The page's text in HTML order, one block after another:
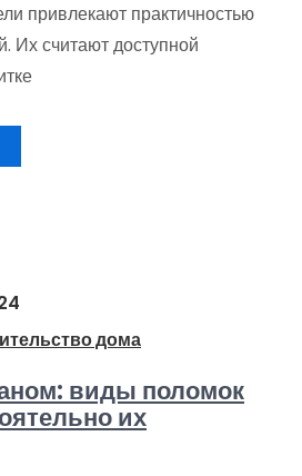
привлекают практичностью
Их считают доступной
дома
виды поломок
их